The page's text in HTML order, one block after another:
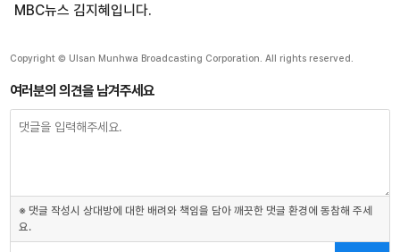
MBC뉴스 김지혜입니다.
Copyright © Ulsan Munhwa Broadcasting Corporation. All rights reserved.
여러분의 의견을 남겨주세요
※ 댓글 작성시 상대방에 대한 배려와 책임을 담아 깨끗한 댓글 환경에 동참해 주세
요.